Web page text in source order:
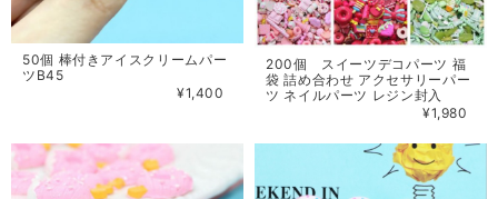
50個 棒付きアイスクリームパー
ツB45
¥1,400
200個 スイーツデコパーツ 福
袋 詰め合わせ アクセサリーパー
ツ ネイルパーツ レジン封入
¥1,980